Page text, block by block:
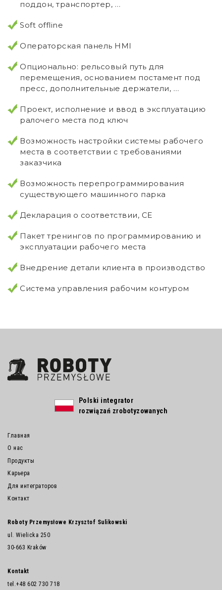
поддон, транспортер, …
Soft offline
Операторская панель HMI
Опционально: рельсовый путь для
перемещения, основанием постамент под
пресс, дополнительные держатели, …
Проект, исполнение и ввод в эксплуатацию
ралочего места под ключ
Возможность настройки системы рабочего
места в соответствии с требованиями
заказчика
Возможность перепрограммирования
существующего машинного парка
Декларация о соответствии, CE
Пакет тренингов по программированию и
эксплуатации рабочего места
Внедрение детали клиента в производство
Система управления рабочим контуром
Polski integrator
rozwiązań zrobotyzowanych
Главная
О нас
Продукты
Карьера
Для интеграторов
Контакт
Roboty Przemysłowe Krzysztof Sulikowski
ul. Wielicka 250
30-663 Kraków
Kontakt
tel. +48 602 730 718